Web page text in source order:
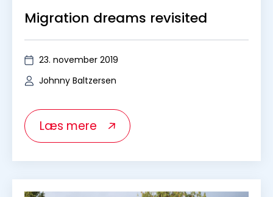
Migration dreams revisited
23. november 2019
Johnny Baltzersen
Læs mere